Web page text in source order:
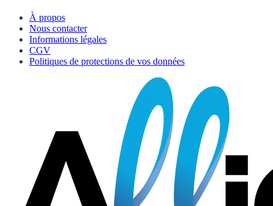
À propos
Nous contacter
Informations légales
CGV
Politiques de protections de vos données